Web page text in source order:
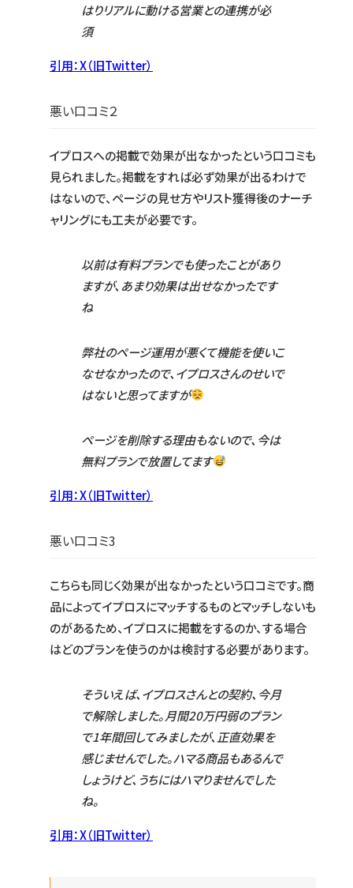
はりリアルに動ける営業との連携が必
須
引用：X（旧Twitter）
悪い口コミ２
イプロスへの掲載で効果が出なかったという口コミも
見られました。掲載をすれば必ず効果が出るわけで
はないので、ページの見せ方やリスト獲得後のナーチ
ャリングにも工夫が必要です。
以前は有料プランでも使ったことがあり
ますが、あまり効果は出せなかったです
ね
弊社のページ運用が悪くて機能を使いこ
なせなかったので、イプロスさんのせいで
はないと思ってますが
ページを削除する理由もないので、今は
無料プランで放置してます
引用：X（旧Twitter）
悪い口コミ3
こちらも同じく効果が出なかったという口コミです。商
品によってイプロスにマッチするものとマッチしないも
のがあるため、イプロスに掲載をするのか、する場合
はどのプランを使うのかは検討する必要があります。
そういえば、イプロスさんとの契約、今月
で解除しました。月間20万円弱のプラン
で1年間回してみましたが、正直効果を
感じませんでした。ハマる商品もあるんで
しょうけど、うちにはハマりませんでした
ね。
引用：X（旧Twitter）